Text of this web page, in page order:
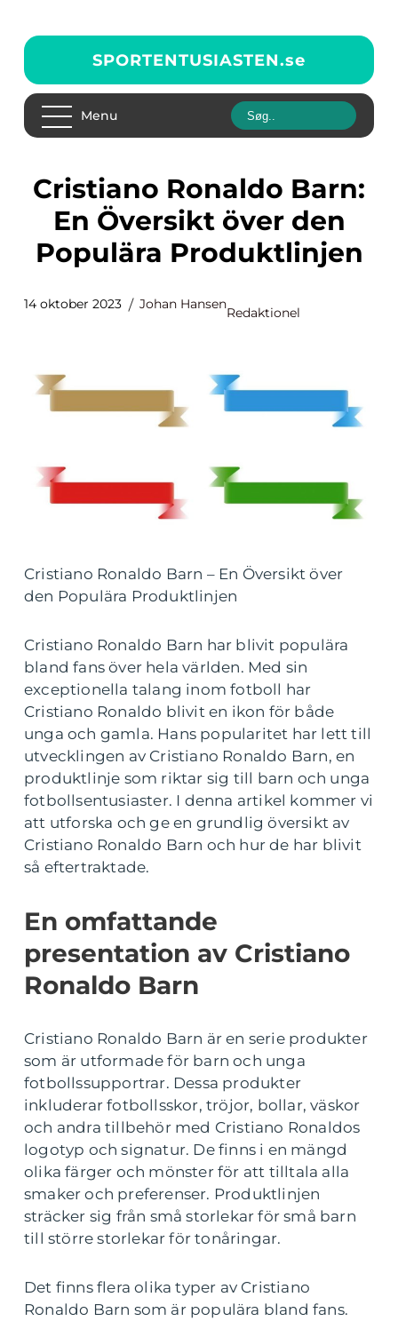
SPORTENTUSIASTEN.se
Menu
Cristiano Ronaldo Barn:
En Översikt över den
Populära Produktlinjen
14 oktober 2023 Johan Hansen
Redaktionel
Cristiano Ronaldo Barn – En Översikt över
den Populära Produktlinjen
Cristiano Ronaldo Barn har blivit populära
bland fans över hela världen. Med sin
exceptionella talang inom fotboll har
Cristiano Ronaldo blivit en ikon för både
unga och gamla. Hans popularitet har lett till
utvecklingen av Cristiano Ronaldo Barn, en
produktlinje som riktar sig till barn och unga
fotbollsentusiaster. I denna artikel kommer vi
att utforska och ge en grundlig översikt av
Cristiano Ronaldo Barn och hur de har blivit
så eftertraktade.
En omfattande
presentation av Cristiano
Ronaldo Barn
Cristiano Ronaldo Barn är en serie produkter
som är utformade för barn och unga
fotbollssupportrar. Dessa produkter
inkluderar fotbollsskor, tröjor, bollar, väskor
och andra tillbehör med Cristiano Ronaldos
logotyp och signatur. De finns i en mängd
olika färger och mönster för att tilltala alla
smaker och preferenser. Produktlinjen
sträcker sig från små storlekar för små barn
till större storlekar för tonåringar.
Det finns flera olika typer av Cristiano
Ronaldo Barn som är populära bland fans.